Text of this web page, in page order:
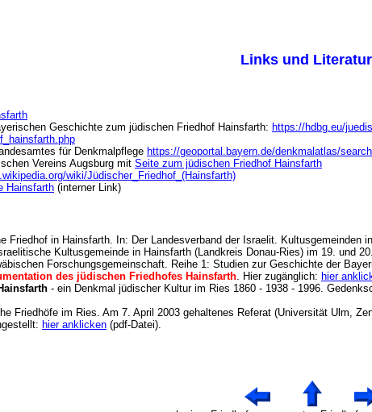
Links und
Geschichte zum jüdischen Friedhof Hainsfarth: https://hdbg.eu/
für Denkmalpflege https://geoportal.bayern.de/denkmalatlas/
Vereins Augsburg mit Seite zum jüdischen Friedhof Hainsfarth
wiki/Jüdischer_Friedhof_(Hainsfarth)
Hainsfarth (interner Link)
Friedhof in Hainsfarth. In: Der Landesverband der Israelit. Kultusgemeinden
Kultusgemeinde in Hainsfarth (Landkreis Donau-Ries) im 19. und
Forschungsgemeinschaft. Reihe 1: Studien zur Geschichte der
des jüdischen Friedhofes Hainsfarth. Hier zugänglich: hier
- ein Denkmal jüdischer Kultur im Ries 1860 - 1938 - 1996.
Friedhöfe im Ries. Am 7. April 2003 gehaltenes Referat (Universität Ulm,
hier anklicken (pdf-Datei).